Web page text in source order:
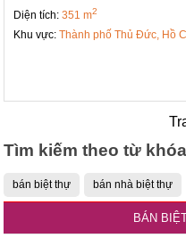
Diện tích:351 m2
Khu vực:Thành phố Thủ Đức, Hồ
Tìm kiếm theo từ khóa
bán biệt thự bán nhà biệt thự
BÁN